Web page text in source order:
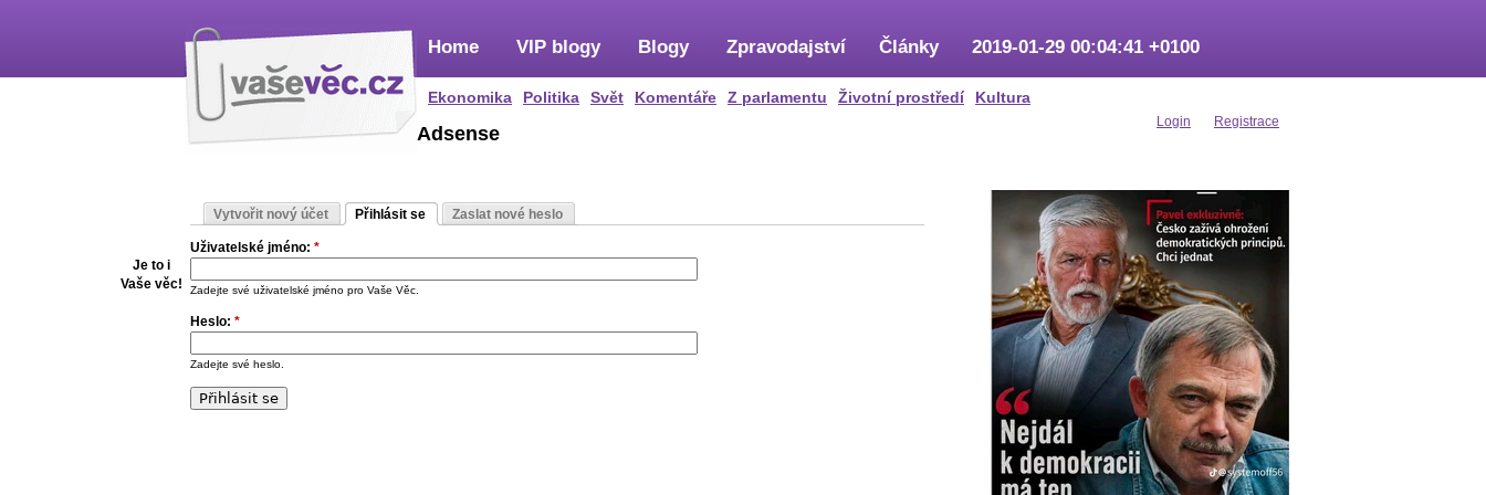
Home
Ekonomika Politika Svět Komentáře Z parlamentu Životní prostředí Kultura
VIP blogy Blogy Zpravodajství Články 2019-01-29 00:04:41 +0100
Login Registrace
Je to i
Vaše věc!
Adsense
Vytvořit nový účet Přihlásit se Zaslat nové heslo
Uživatelské jméno: *
Zadejte své uživatelské jméno pro Vaše Věc.
Heslo: *
Zadejte své heslo.